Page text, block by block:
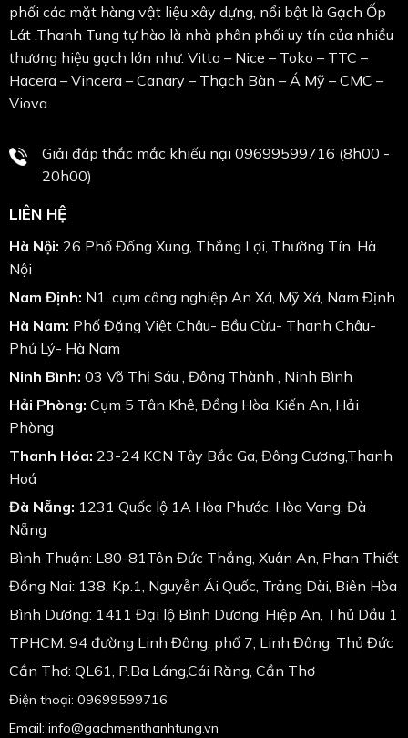
phối các mặt hàng vật liệu xây dựng, nổi bật là Gạch Ốp
Lát .Thanh Tung tự hào là nhà phân phối uy tín của nhiều
thương hiệu gạch lớn như: Vitto – Nice – Toko – TTC –
Hacera – Vincera – Canary – Thạch Bàn – Á Mỹ – CMC –
Viova.
Giải đáp thắc mắc khiếu nại 09699599716 (8h00 -
20h00)
LIÊN HỆ
Hà Nội: 26 Phố Đống Xung, Thắng Lợi, Thường Tín, Hà
Nội
Nam Định: N1, cụm công nghiệp An Xá, Mỹ Xá, Nam Định
Hà Nam: Phố Đặng Việt Châu- Bầu Cừu- Thanh Châu-
Phủ Lý- Hà Nam
Ninh Bình: 03 Võ Thị Sáu , Đông Thành , Ninh Bình
Hải Phòng: Cụm 5 Tân Khê, Đồng Hòa, Kiến An, Hải
Phòng
Thanh Hóa: 23-24 KCN Tây Bắc Ga, Đông Cương,Thanh
Hoá
Đà Nẵng: 1231 Quốc lộ 1A Hòa Phước, Hòa Vang, Đà
Nẵng
Bình Thuận: L80-81Tôn Đức Thắng, Xuân An, Phan Thiết
Đồng Nai: 138, Kp.1, Nguyễn Ái Quốc, Trảng Dài, Biên Hòa
Bình Dương: 1411 Đại lộ Bình Dương, Hiệp An, Thủ Dầu 1
TPHCM: 94 đường Linh Đông, phố 7, Linh Đông, Thủ Đức
Cần Thơ: QL61, P.Ba Láng,Cái Răng, Cần Thơ
Điện thoại: 09699599716
Email: info@gachmenthanhtung.vn